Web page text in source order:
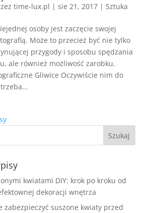
time-lux.pl | sie 21, 2017| Sztuka
osoby jest zaczęcie swojej
Może to przecież być nie tylko
przygody i sposobu spędzania
ale również możliwość zarobku.
Gliwice Oczywiście nim do
kwiatami DIY: krok po kroku od
dekoracji wnętrza
zabezpieczyć suszone kwiaty przed